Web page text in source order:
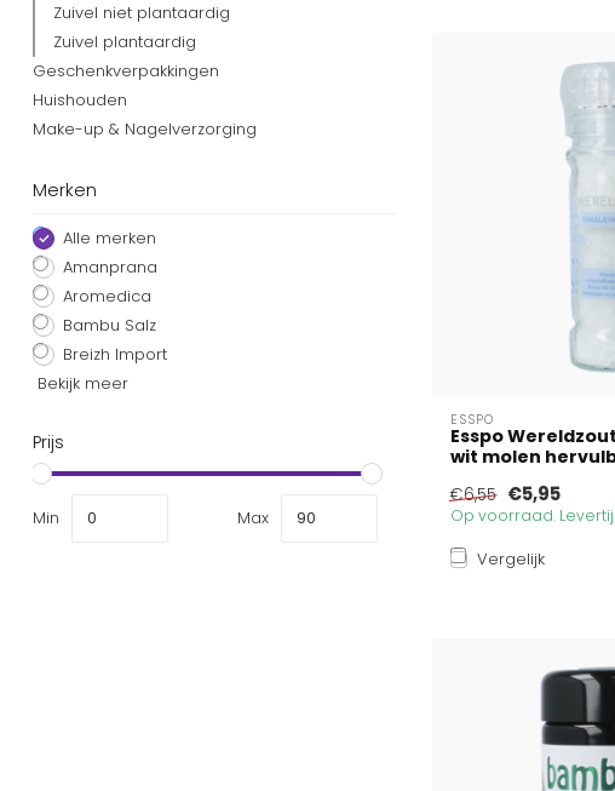
Zuivel niet plantaardig
Zuivel plantaardig
Geschenkverpakkingen
Huishouden
Make-up & Nagelverzorging
Merken
Alle merken
Amanprana
Aromedica
Bambu Salz
Breizh Import
Bekijk meer
Prijs
Min Max
ESSPO
Esspo
wit molen
€6,55 €5,95
Op voorraad.
Vergelijk